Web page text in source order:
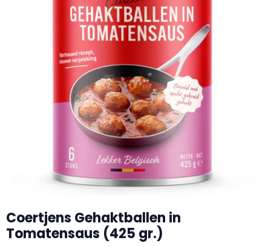
Coertjens Gehaktballen in
Tomatensaus (425 gr.)